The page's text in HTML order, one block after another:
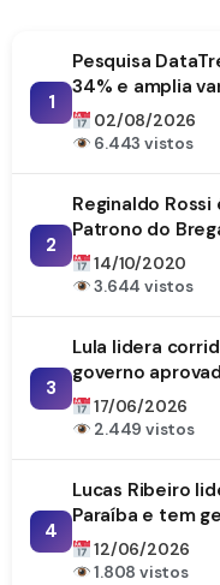
1
Pesquisa
34% e amplia
da Paraíba
02/08/2026
6.443 vistos
2
Reginaldo
Patrono do
14/10/2020
3.644 vistos
3
Lula lidera
governo
17/06/2026
2.449 vistos
4
Lucas Ribeiro
Paraíba e tem
DataTrends
12/06/2026
1.808 vistos